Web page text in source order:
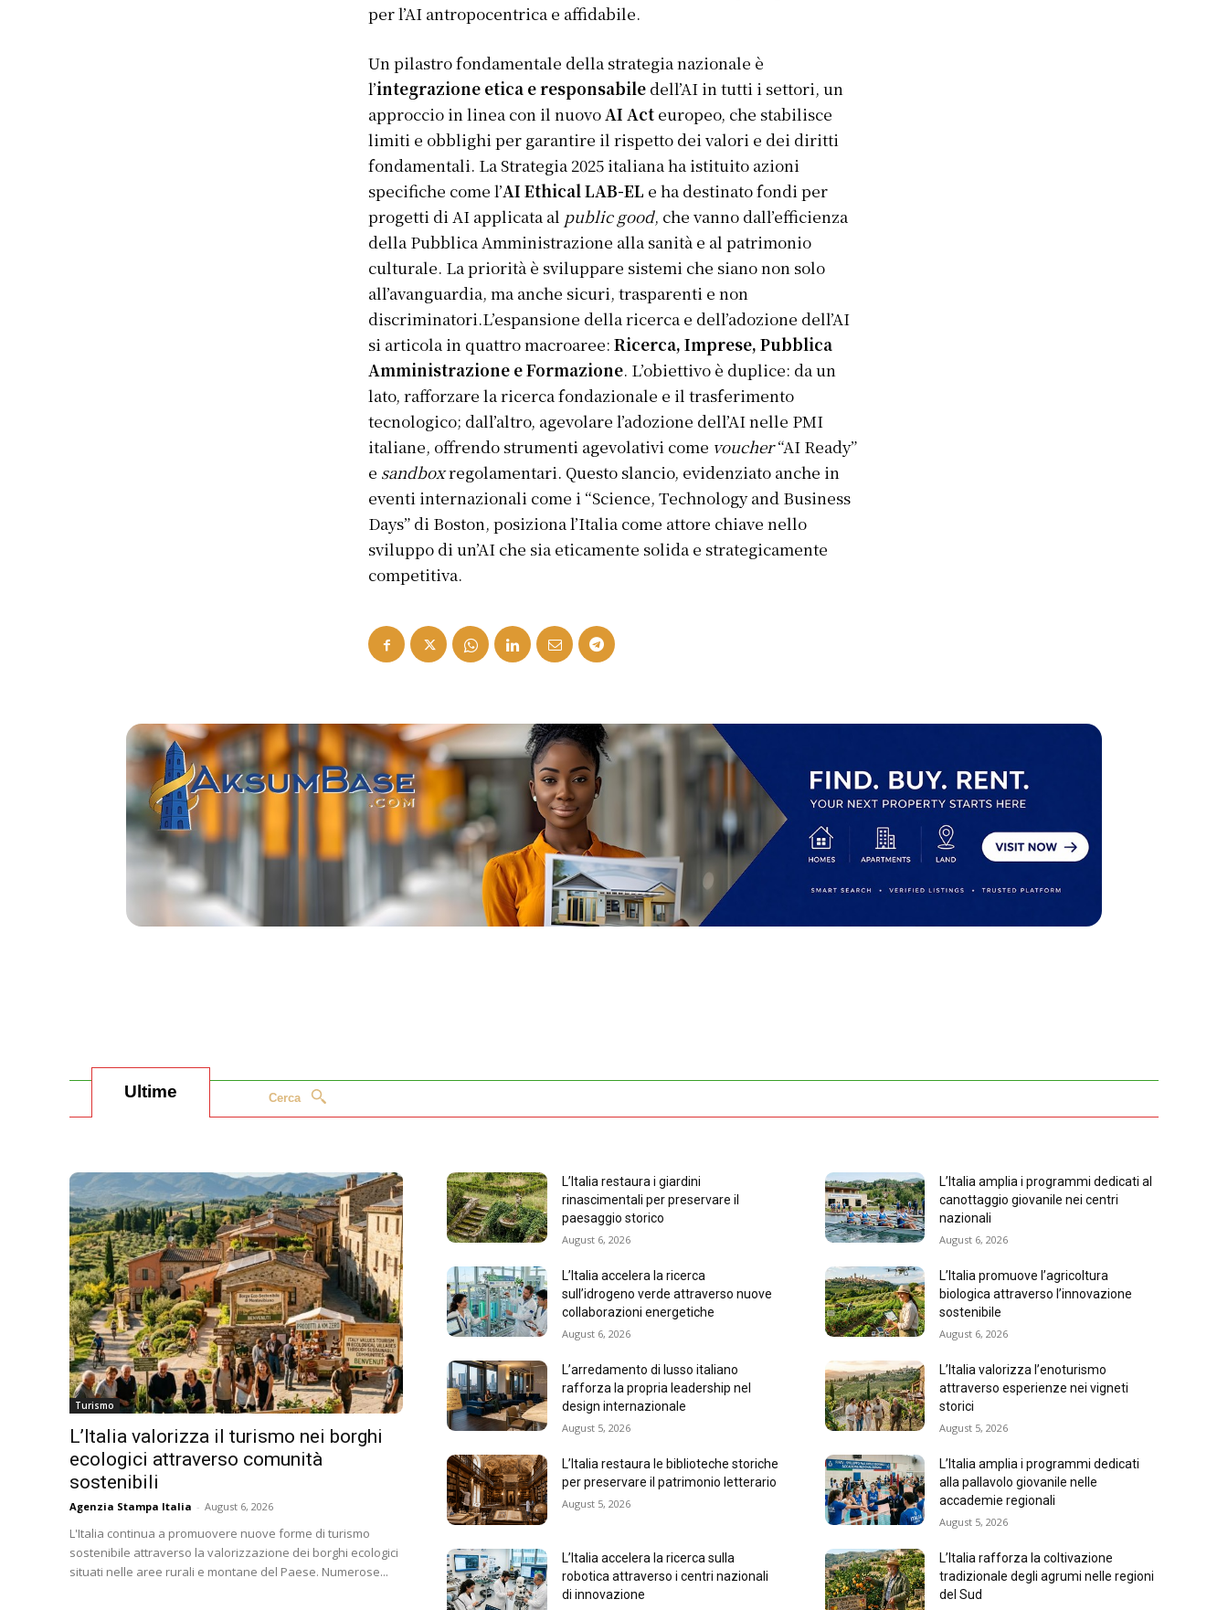
per l’AI antropocentrica e affidabile.
Un pilastro fondamentale della strategia nazionale è
l’integrazione etica e responsabile dell’AI in tutti i settori, un
approccio in linea con il nuovo AI Act europeo, che stabilisce
limiti e obblighi per garantire il rispetto dei valori e dei diritti
fondamentali. La Strategia 2025 italiana ha istituito azioni
specifiche come l’AI Ethical LAB-EL e ha destinato fondi per
progetti di AI applicata al public good, che vanno dall’efficienza
della Pubblica Amministrazione alla sanità e al patrimonio
culturale. La priorità è sviluppare sistemi che siano non solo
all’avanguardia, ma anche sicuri, trasparenti e non
discriminatori.L’espansione della ricerca e dell’adozione dell’AI
si articola in quattro macroaree:Ricerca, Imprese, Pubblica
Amministrazione e Formazione. L’obiettivo è duplice: da un
lato, rafforzare la ricerca fondazionale e il trasferimento
tecnologico; dall’altro, agevolare l’adozione dell’AI nelle PMI
italiane, offrendo strumenti agevolativi come voucher“AI Ready”
e sandboxregolamentari. Questo slancio, evidenziato anche in
eventi internazionali come i “Science, Technology and Business
Days” di Boston, posiziona l’Italia come attore chiave nello
sviluppo di un’AI che sia eticamente solida e strategicamente
competitiva.
Ultime Cerca
Turismo
L’Italia valorizza il turismo nei borghi
ecologici attraverso comunità
sostenibili
Agenzia Stampa Italia - August 6, 2026
L'Italia continua a promuovere nuove forme di turismo
sostenibile attraverso la valorizzazione dei borghi ecologici
situati nelle aree rurali e montane del Paese. Numerose...
L’Italia restaura i giardini
rinascimentali per preservare il
paesaggio storico
August 6, 2026
L’Italia amplia i programmi dedicati al
canottaggio giovanile nei centri
nazionali
August 6, 2026
L’Italia accelera la ricerca
sull’idrogeno verde attraverso nuove
collaborazioni energetiche
August 6, 2026
L’Italia promuove l’agricoltura
biologica attraverso l’innovazione
sostenibile
August 6, 2026
L’arredamento di lusso italiano
rafforza la propria leadership nel
design internazionale
August 5, 2026
L’Italia valorizza l’enoturismo
attraverso esperienze nei vigneti
storici
August 5, 2026
L’Italia restaura le biblioteche storiche
per preservare il patrimonio letterario
August 5, 2026
L’Italia amplia i programmi dedicati
alla pallavolo giovanile nelle
accademie regionali
August 5, 2026
L’Italia accelera la ricerca sulla
robotica attraverso i centri nazionali
di innovazione
L’Italia rafforza la coltivazione
tradizionale degli agrumi nelle regioni
del Sud